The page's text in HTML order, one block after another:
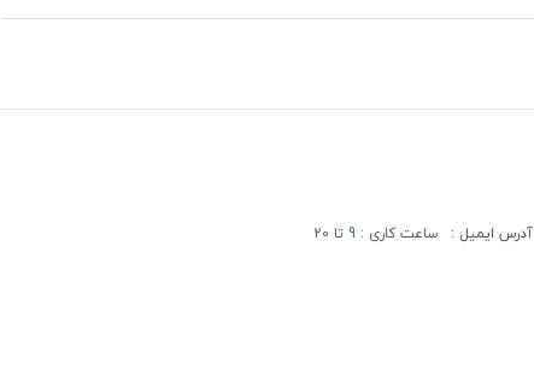
آدرس ایمیل : ساعت کاری : 9 تا 20